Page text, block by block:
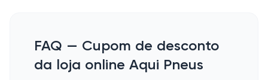
FAQ — Cupom de desconto
da loja online Aqui Pneus